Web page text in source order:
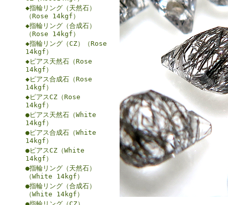
◆指輪リング（天然石）
（Rose 14kgf）
◆指輪リング（合成石）
（Rose 14kgf）
◆指輪リング（CZ）（Rose
14kgf）
◆ピアス天然石（Rose
14kgf）
◆ピアス合成石（Rose
14kgf）
◆ピアスCZ（Rose
14kgf）
●ピアス天然石（White
14kgf）
●ピアス合成石（White
14kgf）
●ピアスCZ（White
14kgf）
●指輪リング（天然石）
（White 14kgf）
●指輪リング（合成石）
（White 14kgf）